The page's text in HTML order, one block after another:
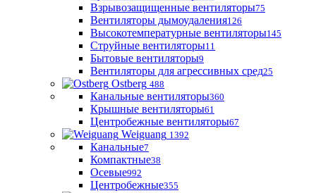
Взрывозащищенные вентиляторы75
Вентиляторы дымоудаления126
Высокотемпературные вентиляторы145
Струйные вентиляторы11
Бытовые вентиляторы9
Вентиляторы для агрессивных сред25
Ostberg 488
Канальные вентиляторы360
Крышные вентиляторы61
Центробежные вентиляторы67
Weiguang 1392
Канальные7
Компактные38
Осевые992
Центробежные355